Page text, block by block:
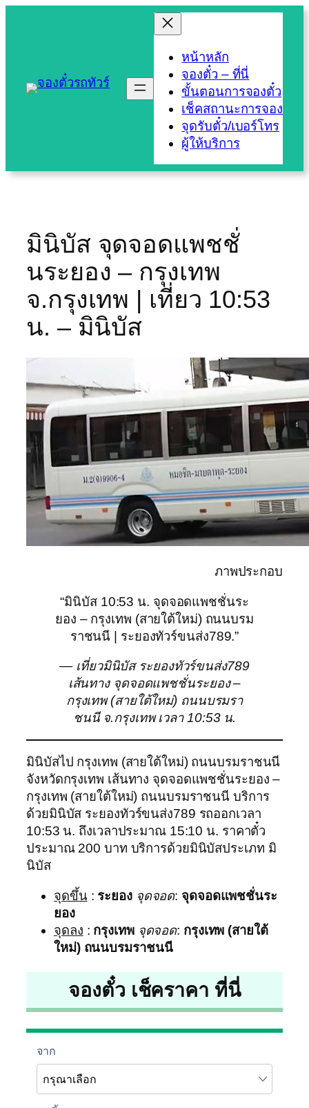
หน้าหลัก
จองตั๋ว – ที่นี่
ขั้นตอนการจองตั๋ว
เช็คสถานะการจอง
จุดรับตั๋ว/เบอร์โทร
ผู้ให้บริการ
มินิบัส จุดจอดแพชชั่
นระยอง – กรุงเทพ
จ.กรุงเทพ | เที่ยว 10:53
น. – มินิบัส
ภาพประกอบ
“มินิบัส 10:53 น. จุดจอดแพชชั่นระ
ยอง – กรุงเทพ (สายใต้ใหม่) ถนนบรม
ราชนนี | ระยองทัวร์ขนส่ง789.”
— เที่ยวมินิบัส ระยองทัวร์ขนส่ง789
เส้นทาง จุดจอดแพชชั่นระยอง –
กรุงเทพ (สายใต้ใหม่) ถนนบรมรา
ชนนี จ.กรุงเทพ เวลา 10:53 น.
มินิบัสไป กรุงเทพ (สายใต้ใหม่) ถนนบรมราชนนี
จังหวัดกรุงเทพ เส้นทาง จุดจอดแพชชั่นระยอง –
กรุงเทพ (สายใต้ใหม่) ถนนบรมราชนนี บริการ
ด้วยมินิบัส ระยองทัวร์ขนส่ง789 รถออกเวลา
10:53 น. ถึงเวลาประมาณ 15:10 น. ราคาตั๋ว
ประมาณ 200 บาท บริการด้วยมินิบัสประเภท มิ
นิบัส
จุดขึ้น: ระยอง จุดจอด: จุดจอดแพชชั่นระ
ยอง
จุดลง : กรุงเทพ จุดจอด: กรุงเทพ (สายใต้
ใหม่) ถนนบรมราชนนี
จองตั๋ว เช็คราคา ที่นี่